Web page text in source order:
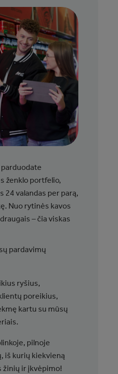
ženklo portfelio,
24 valandas per parą,
Nuo rytinės kavos
– čia viskas
pardavimų
ryšius,
poreikius,
kartu su mūsų
pilnoje
iš kurių kiekvieną
žinių ir įkvėpimo!